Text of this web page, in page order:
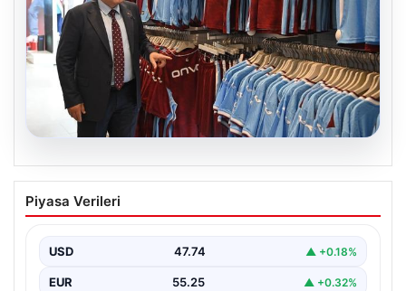
06.08.2026
Ahmet Metin Genç’in forma
kampanyasıyla ilgili belediyeden
Piyasa Verileri
USD 47.74 ▲ +0.18%
EUR 55.25 ▲ +0.32%